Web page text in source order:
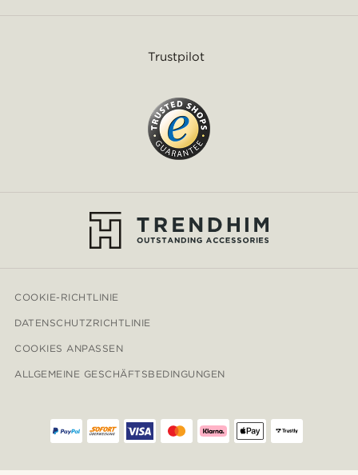
Trustpilot
COOKIE-RICHTLINIE
DATENSCHUTZRICHTLINIE
COOKIES ANPASSEN
ALLGEMEINE GESCHÄFTSBEDINGUNGEN